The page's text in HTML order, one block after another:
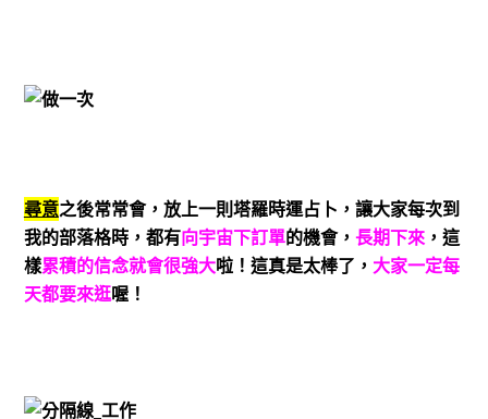
尋意之後常常會，放上一則塔羅時運占卜，讓大家每次到
我的部落格時，都有向宇宙下訂單的機會， 長期下來，這
樣累積的信念就會很強大啦！這真是太棒了， 大家一定每
天都要來逛喔！